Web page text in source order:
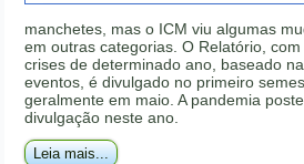
manchetes, mas o ICM viu algumas
em outras categorias. O Relatório,
crises de determinado ano, baseado
eventos, é divulgado no primeiro
geralmente em maio. A pandemia
divulgação neste ano.
Leia mais...